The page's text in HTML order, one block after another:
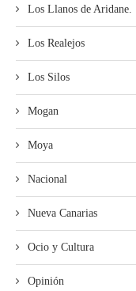
Los Llanos de Aridane.
Los Realejos
Los Silos
Mogan
Moya
Nacional
Nueva Canarias
Ocio y Cultura
Opinión